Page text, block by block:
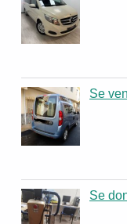
Se
Se